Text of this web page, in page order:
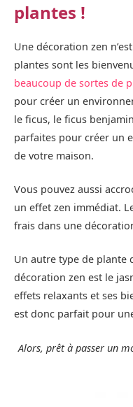
plantes !
Une décoration zen
plantes sont les
beaucoup de sortes de
pour créer un
le ficus, le ficus
parfaites pour créer un
de votre maison.
Vous pouvez aussi
un effet zen immédiat.
frais dans une
Un autre type de plante
décoration zen est le
effets relaxants et ses
est donc parfait pour
Alors, prêt à passer un